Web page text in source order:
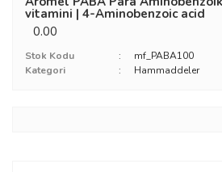
vitamini | 4-Aminobenzoic acid
0.00
Stok Kodu
mf_PABA100
Kategori
Hammaddeler